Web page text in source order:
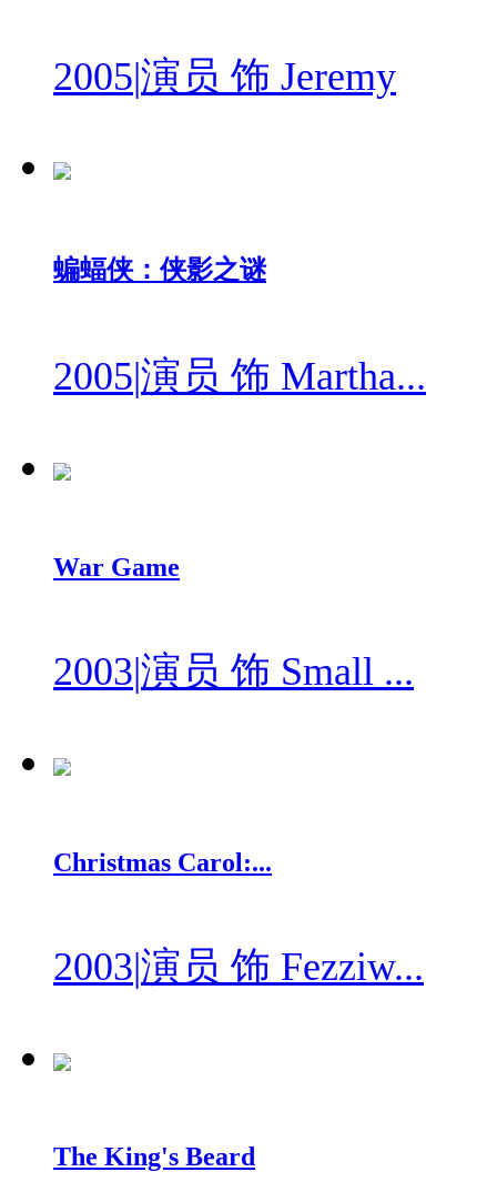
2005|演员 饰 Jeremy
蝙蝠侠：侠影之谜
2005|演员 饰 Martha...
War Game
2003|演员 饰 Small ...
Christmas Carol:...
2003|演员 饰 Fezziw...
The King's Beard